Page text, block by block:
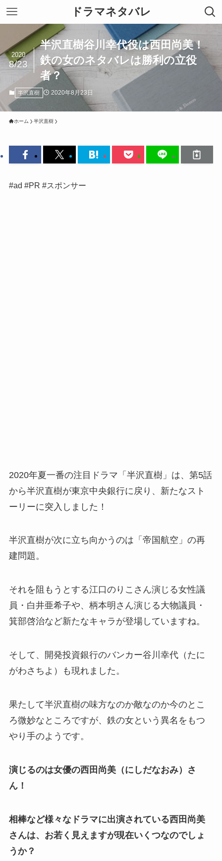
ドラマネタバレ
半沢直樹谷川幸代役は西田尚美！
鉄の女のネタバレは勝利の立役
者？
2020
8/23
半沢直樹 2020年8月23日
ホーム 半沢直樹
#ad #PR #スポンサー
2020年夏一番の注目ドラマ「半沢直樹」は、第5話
から半沢直樹が東京中央銀行に戻り、新たなスト
ーリーに突入しました！
半沢直樹が次に立ち向かうのは「帝国航空」の再
建問題。
それを阻もうとする江口のりこさん演じる女性議
員・白井亜希子や、柄本明さん演じる大物議員・
箕部啓治など新たなキャラが登場していますね。
そして、開発投資銀行のバンカー谷川幸代（たに
がわさちよ）も現れました。
果たして半沢直樹の味方なのか敵なのか今のとこ
ろ微妙なところですが、鉄の女という異名をもつ
やり手のようです。
演じるのは女優の西田尚美（にしだなおみ）さ
ん！
相棒など様々なドラマに出演されている西田尚美
さんは、お若く見えますが現在いくつなのでしょ
うか？